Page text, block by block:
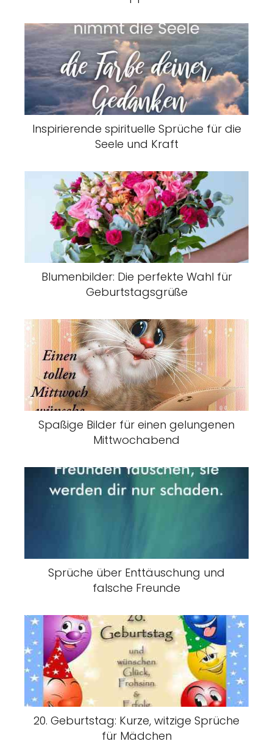
Inspirierende spirituelle Sprüche für die
Seele und Kraft
Blumenbilder: Die perfekte Wahl für
Geburtstagsgrüße
Spaßige Bilder für einen gelungenen
Mittwochabend
Sprüche über Enttäuschung und
falsche Freunde
20. Geburtstag: Kurze, witzige Sprüche
für Mädchen